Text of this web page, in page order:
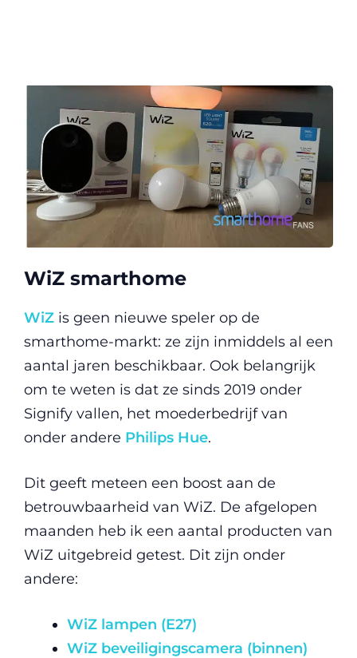
WiZ smarthome
WiZ is geen nieuwe speler op de
smarthome-markt: ze zijn inmiddels al een
aantal jaren beschikbaar. Ook belangrijk
om te weten is dat ze sinds 2019 onder
Signify vallen, het moederbedrijf van
onder andere Philips Hue.
Dit geeft meteen een boost aan de
betrouwbaarheid van WiZ. De afgelopen
maanden heb ik een aantal producten van
WiZ uitgebreid getest. Dit zijn onder
andere:
WiZ lampen (E27)
WiZ beveiligingscamera (binnen)